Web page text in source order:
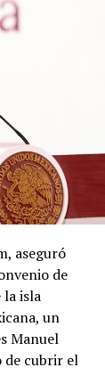
aseguró
de
la isla
un
Manuel
de cubrir el